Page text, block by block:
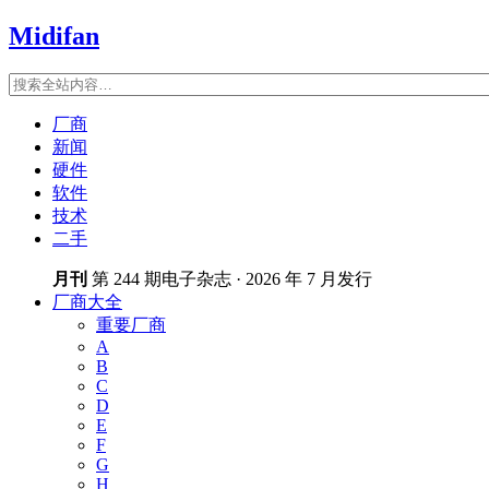
Midifan
厂商
新闻
硬件
软件
技术
二手
月刊 第 244 期电子杂志 · 2026 年 7 月发行
厂商大全
重要厂商
A
B
C
D
E
F
G
H